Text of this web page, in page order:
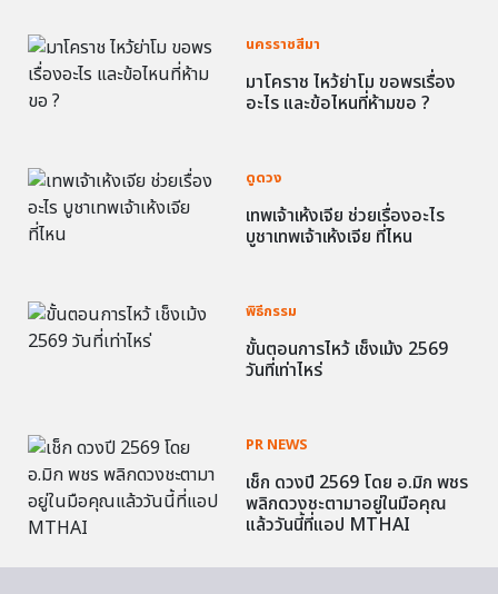
นครราชสีมา
มาโคราช ไหว้ย่าโม ขอพรเรื่อง
อะไร และข้อไหนที่ห้ามขอ ?
ดูดวง
เทพเจ้าเห้งเจีย ช่วยเรื่องอะไร
บูชาเทพเจ้าเห้งเจีย ที่ไหน
พิธีกรรม
ขั้นตอนการไหว้ เช็งเม้ง 2569
วันที่เท่าไหร่
PR NEWS
เช็ก ดวงปี 2569 โดย อ.มิก พชร
พลิกดวงชะตามาอยู่ในมือคุณ
แล้ววันนี้ที่แอป MTHAI